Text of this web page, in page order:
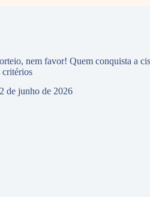
nem favor! Quem conquista a
critérios
de junho de 2026